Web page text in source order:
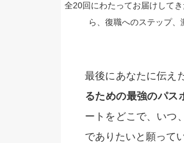
全20回にわたってお届けして
ら、復職へのステップ、
最後にあなたに伝え
るための最強のパス
ートをどこで、いつ
でありたいと願って